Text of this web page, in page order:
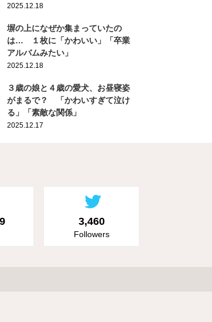
2025.12.18
塀の上になぜか集まっていたの
は… １枚に「かわいい」「卒業
アルバムみたい」
2025.12.18
３歳の娘と４歳の愛犬、お昼寝姿
がまるで？ 「かわいすぎて泣け
る」「素敵な関係」
2025.12.17
3,460
Followers